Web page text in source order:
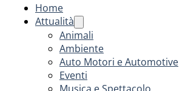
Home
Attualità
Animali
Ambiente
Auto Motori e Automotive
Eventi
Musica e Spettacolo